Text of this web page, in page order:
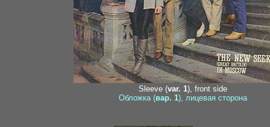
Sleeve (var. 1), front side
Обложка (вар. 1), лицевая сторона